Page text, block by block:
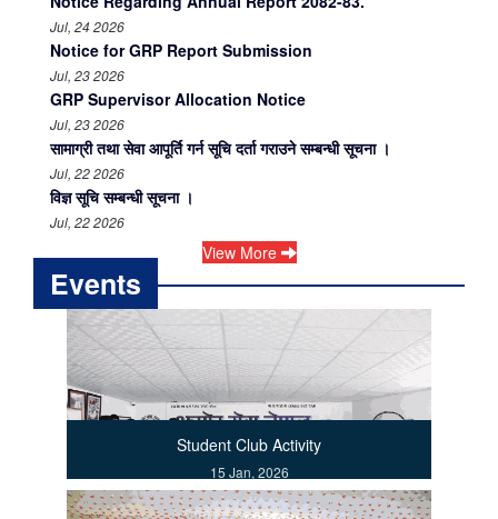
Jul, 24 2026
Notice for GRP Report Submission
Jul, 23 2026
GRP Supervisor Allocation Notice
Jul, 23 2026
सामाग्री तथा सेवा आपूर्ति गर्न सूचि दर्ता गराउने सम्बन्धी सूचना ।
Jul, 22 2026
विज्ञ सूचि सम्बन्धी सूचना ।
Jul, 22 2026
View More
Events
Student Club Activity
15 Jan, 2026